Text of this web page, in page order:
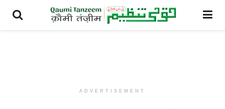
ADVERTISEMENT